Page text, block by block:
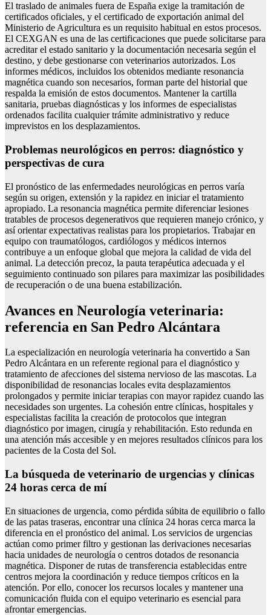
El traslado de animales fuera de España exige la tramitación de
certificados oficiales, y el certificado de exportación animal del
Ministerio de Agricultura es un requisito habitual en estos procesos.
El CEXGAN es una de las certificaciones que puede solicitarse para
acreditar el estado sanitario y la documentación necesaria según el
destino, y debe gestionarse con veterinarios autorizados. Los
informes médicos, incluidos los obtenidos mediante resonancia
magnética cuando son necesarios, forman parte del historial que
respalda la emisión de estos documentos. Mantener la cartilla
sanitaria, pruebas diagnósticas y los informes de especialistas
ordenados facilita cualquier trámite administrativo y reduce
imprevistos en los desplazamientos.
Problemas neurológicos en perros: diagnóstico y
perspectivas de cura
El pronóstico de las enfermedades neurológicas en perros varía
según su origen, extensión y la rapidez en iniciar el tratamiento
apropiado. La resonancia magnética permite diferenciar lesiones
tratables de procesos degenerativos que requieren manejo crónico, y
así orientar expectativas realistas para los propietarios. Trabajar en
equipo con traumatólogos, cardiólogos y médicos internos
contribuye a un enfoque global que mejora la calidad de vida del
animal. La detección precoz, la pauta terapéutica adecuada y el
seguimiento continuado son pilares para maximizar las posibilidades
de recuperación o de una buena estabilización.
Avances en Neurología veterinaria:
referencia en San Pedro Alcántara
La especialización en neurología veterinaria ha convertido a San
Pedro Alcántara en un referente regional para el diagnóstico y
tratamiento de afecciones del sistema nervioso de las mascotas. La
disponibilidad de resonancias locales evita desplazamientos
prolongados y permite iniciar terapias con mayor rapidez cuando las
necesidades son urgentes. La cohesión entre clínicas, hospitales y
especialistas facilita la creación de protocolos que integran
diagnóstico por imagen, cirugía y rehabilitación. Esto redunda en
una atención más accesible y en mejores resultados clínicos para los
pacientes de la Costa del Sol.
La búsqueda de veterinario de urgencias y clínicas
24 horas cerca de mí
En situaciones de urgencia, como pérdida súbita de equilibrio o fallo
de las patas traseras, encontrar una clínica 24 horas cerca marca la
diferencia en el pronóstico del animal. Los servicios de urgencias
actúan como primer filtro y gestionan las derivaciones necesarias
hacia unidades de neurología o centros dotados de resonancia
magnética. Disponer de rutas de transferencia establecidas entre
centros mejora la coordinación y reduce tiempos críticos en la
atención. Por ello, conocer los recursos locales y mantener una
comunicación fluida con el equipo veterinario es esencial para
afrontar emergencias.